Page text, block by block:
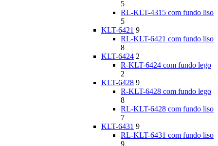
5
RL-KLT-4315 com fundo liso
5
KLT-6421 9
RL-KLT-6421 com fundo liso
8
KLT-6424 2
R-KLT-6424 com fundo lego
2
KLT-6428 9
R-KLT-6428 com fundo lego
8
RL-KLT-6428 com fundo liso
7
KLT-6431 9
RL-KLT-6431 com fundo liso
9